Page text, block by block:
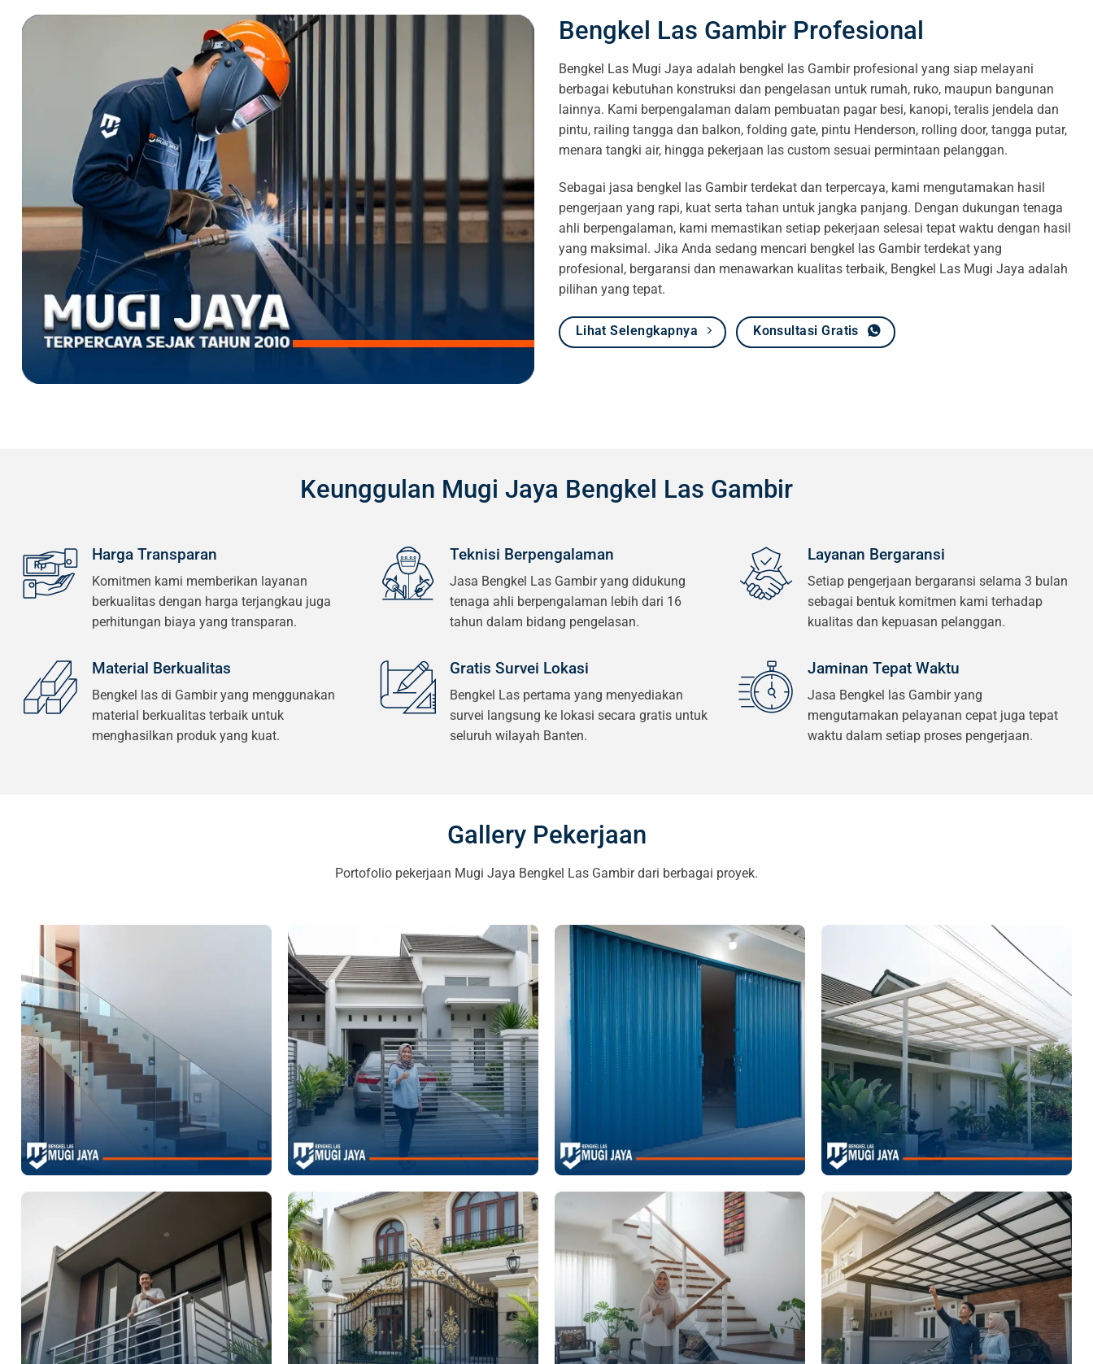
Bengkel Las Gambir Profesional
Bengkel Las Mugi Jaya adalah bengkel las Gambir profesional yang siap melayani
berbagai kebutuhan konstruksi dan pengelasan untuk rumah, ruko, maupun bangunan
lainnya. Kami berpengalaman dalam pembuatan pagar besi, kanopi, teralis jendela dan
pintu, railing tangga dan balkon, folding gate, pintu Henderson, rolling door, tangga putar,
menara tangki air, hingga pekerjaan las custom sesuai permintaan pelanggan.
Sebagai jasa bengkel las Gambir terdekat dan terpercaya, kami mengutamakan hasil
pengerjaan yang rapi, kuat serta tahan untuk jangka panjang. Dengan dukungan tenaga
ahli berpengalaman, kami memastikan setiap pekerjaan selesai tepat waktu dengan hasil
yang maksimal. Jika Anda sedang mencari bengkel las Gambir terdekat yang
profesional, bergaransi dan menawarkan kualitas terbaik, Bengkel Las Mugi Jaya adalah
pilihan yang tepat.
Lihat Selengkapnya Konsultasi Gratis
Keunggulan Mugi Jaya Bengkel Las Gambir
Harga Transparan
Komitmen kami memberikan layanan
berkualitas dengan harga terjangkau juga
perhitungan biaya yang transparan.
Teknisi Berpengalaman
Jasa Bengkel Las Gambir yang didukung
tenaga ahli berpengalaman lebih dari 16
tahun dalam bidang pengelasan.
Layanan Bergaransi
Setiap pengerjaan bergaransi selama 3 bulan
sebagai bentuk komitmen kami terhadap
kualitas dan kepuasan pelanggan.
Material Berkualitas
Bengkel las di Gambir yang menggunakan
material berkualitas terbaik untuk
menghasilkan produk yang kuat.
Gratis Survei Lokasi
Bengkel Las pertama yang menyediakan
survei langsung ke lokasi secara gratis untuk
seluruh wilayah Banten.
Jaminan Tepat Waktu
Jasa Bengkel las Gambir yang
mengutamakan pelayanan cepat juga tepat
waktu dalam setiap proses pengerjaan.
Gallery Pekerjaan
Portofolio pekerjaan Mugi Jaya Bengkel Las Gambir dari berbagai proyek.